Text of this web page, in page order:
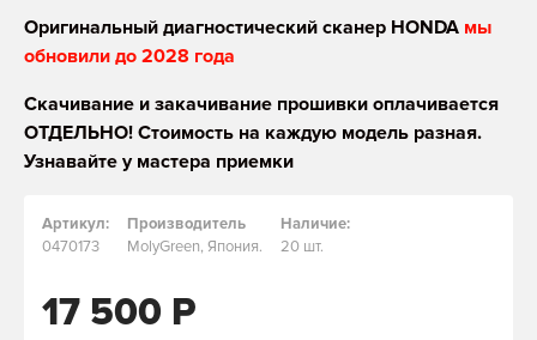
Оригинальный диагностический сканер HONDA мы
обновили до 2028 года
Скачивание и закачивание прошивки оплачивается
ОТДЕЛЬНО! Стоимость на каждую модель разная.
Узнавайте у мастера приемки
Артикул:
0470173
Производитель
MolyGreen, Япония.
Наличие:
20 шт.
17 500 Р